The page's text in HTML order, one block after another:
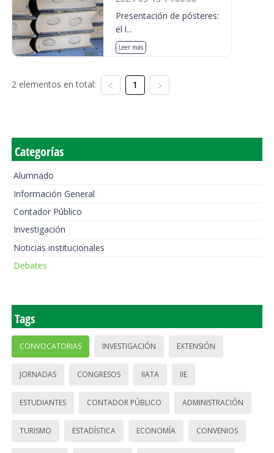
Presentación de pósteres:
el l...
Leer más
2 elementos en total: 1
Categorías
Alumnado
Información General
Contador Público
Investigación
Noticias institucionales
Debates
Tags
CONVOCATORIAS INVESTIGACIÓN EXTENSIÓN
JORNADAS CONGRESOS IIATA IIE
ESTUDIANTES CONTADOR PÚBLICO ADMINISTRACIÓN
TURISMO ESTADÍSTICA ECONOMÍA CONVENIOS